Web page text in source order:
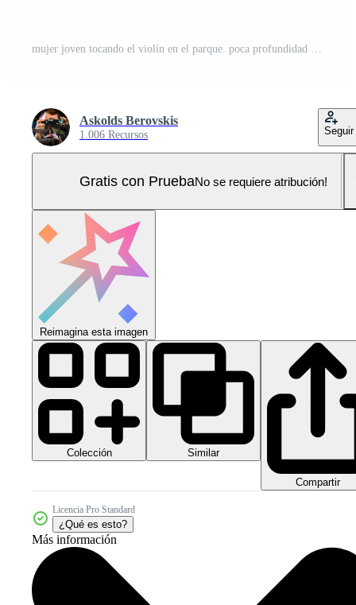
mujer joven tocando el violín en el parque. poca profundidad de campo - imagen Foto Pro
Askolds Berovskis
1.006 Recursos Seguir
Gratis con PruebaNo se requiere atribución!
Reimagina esta imagen
Colección Similar
Compartir
Licencia Pro Standard
¿Qué es esto?
Más información